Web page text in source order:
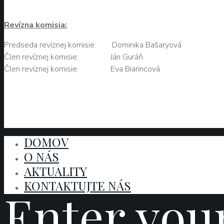
Revízna komisia:
Predseda revíznej komisie: Dominika Bašaryová
Člen revíznej komisie: Ján Guráň
Člen revíznej komisie: Eva Biarincová
DOMOV
O NÁS
AKTUALITY
KONTAKTUJTE NÁS